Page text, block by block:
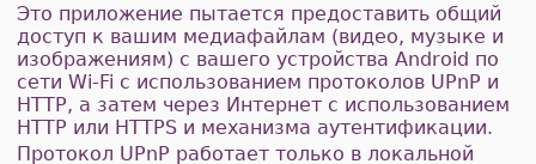
Это приложение пытается предоставить общий
доступ к вашим медиафайлам (видео, музыке и
изображениям) с вашего устройства Android по
сети Wi-Fi с использованием протоколов UPnP и
HTTP, а затем через Интернет с использованием
HTTP или HTTPS и механизма аутентификации.
Протокол UPnP работает только в локальной